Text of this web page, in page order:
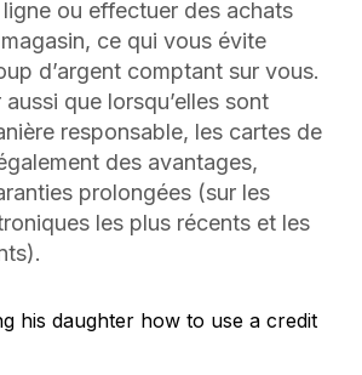
ou effectuer des achats
ce qui vous évite
d’argent comptant sur vous.
que lorsqu’elles sont
responsable, les cartes de
des avantages,
prolongées (sur les
les plus récents et les